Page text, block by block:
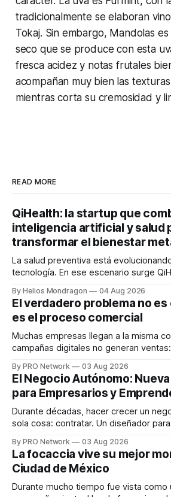
tradicionalmente se elaboran
Tokaj. Sin embargo, Mandolas
seco que se produce con esta
fresca acidez y notas frutales
acompañan muy bien las
mientras corta su cremosidad y
READ MORE
QiHealth: la startup que
inteligencia artificial y salud
transformar el bienestar
La salud preventiva está
tecnología. En ese escenario surge
dispositivos inteligentes, inteligencia
en tiempo real para ayudar a las
decisiones sobre su salud metabólica.
responder
By Helios Mondragon 04 Aug 2026
El verdadero problema no
es el proceso comercial
Muchas empresas llegan a la misma
campañas digitales no generan
INTERIUS, el problema suele estar en otro
una entrevista para el podcast SER
marketing digital explicó que
By PRO Network 03 Aug 2026
El Negocio Autónomo:
para Empresarios y
Durante décadas, hacer crecer un
sola cosa: contratar. Un diseñador
para los textos, alguien que supiera de
para encontrar prospectos, un
llamadas y mensajes, y —con suerte—
By PRO Network 03 Aug 2026
La focaccia vive su mejor
Ciudad de México
Durante mucho tiempo fue vista como